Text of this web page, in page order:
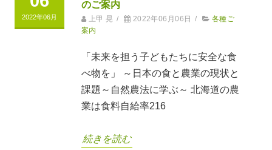
2022年06月
のご案内
上甲 晃 / 2022年06月06日 /
各種ご
案内
「未来を担う子どもたちに安全な食
べ物を」 ～日本の食と農業の現状と
課題～自然農法に学ぶ～ 北海道の農
業は食料自給率216
続きを読む